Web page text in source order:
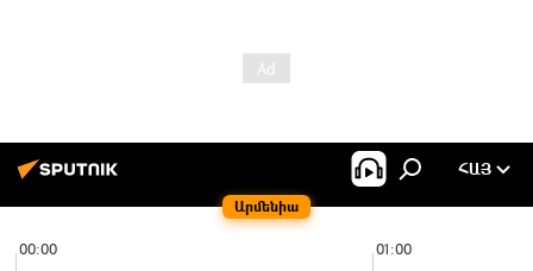
Արմենիա
ՀԱՅ
00:00 01:00